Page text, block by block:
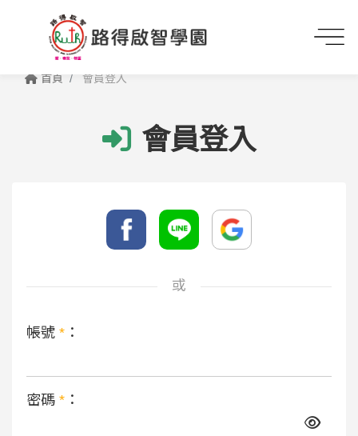
首頁 會員登入
會員登入
或
帳號 * ：
密碼 * ：